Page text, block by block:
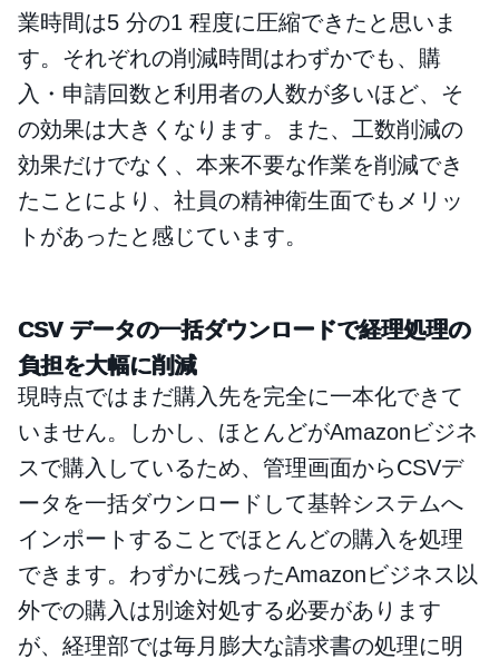
業時間は5 分の1 程度に圧縮できたと思いま
す。それぞれの削減時間はわずかでも、購
入・申請回数と利用者の人数が多いほど、そ
の効果は大きくなります。また、工数削減の
効果だけでなく、本来不要な作業を削減でき
たことにより、社員の精神衛生面でもメリッ
トがあったと感じています。
CSV データの一括ダウンロードで経理処理の
負担を大幅に削減
現時点ではまだ購入先を完全に一本化できて
いません。しかし、ほとんどがAmazonビジネ
スで購入しているため、管理画面からCSVデ
ータを一括ダウンロードして基幹システムへ
インポートすることでほとんどの購入を処理
できます。わずかに残ったAmazonビジネス以
外での購入は別途対処する必要があります
が、経理部では毎月膨大な請求書の処理に明